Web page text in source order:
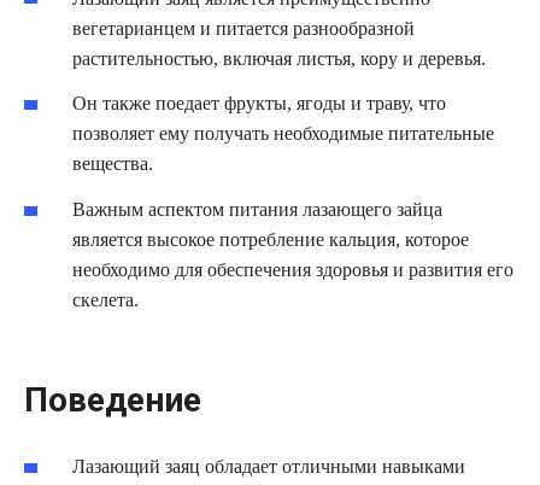
вегетарианцем и питается разнообразной
растительностью, включая листья, кору и деревья.
Он также поедает фрукты, ягоды и траву, что
позволяет ему получать необходимые питательные
вещества.
Важным аспектом питания лазающего зайца
является высокое потребление кальция, которое
необходимо для обеспечения здоровья и развития его
скелета.
Поведение
Лазающий заяц обладает отличными навыками